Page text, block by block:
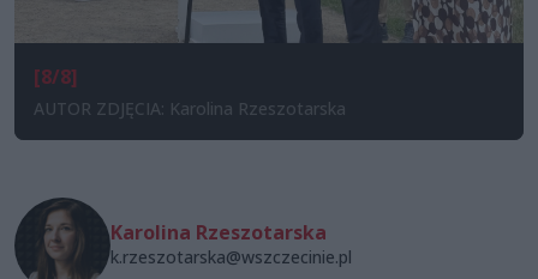
[8/8]
AUTOR ZDJĘCIA: Karolina Rzeszotarska
Karolina Rzeszotarska
k.rzeszotarska@wszczecinie.pl